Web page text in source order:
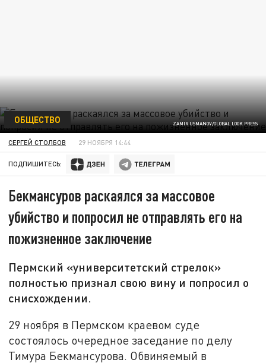
ZAMIR USMANOV/GLOBAL LOOK PRESS
ОБЩЕСТВО
СЕРГЕЙ СТОЛБОВ 29 НОЯБРЯ 14:44
ПОДПИШИТЕСЬ:
Бекмансуров раскаялся за массовое
убийство и попросил не отправлять его на
пожизненное заключение
Пермский «университетский стрелок»
полностью признал свою вину и попросил о
снисхождении.
29 ноября в Пермском краевом суде
состоялось очередное заседание по делу
Тимура Бекмансурова. Обвиняемый в